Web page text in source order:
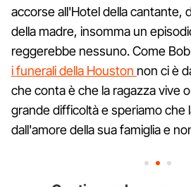
accorse all'Hotel della cantante,
della madre, insomma un
reggerebbe nessuno. Come
i funerali della Houston non ci è
che conta è che la ragazza vive
grande difficoltà e speriamo che
dall'amore della sua famiglia e